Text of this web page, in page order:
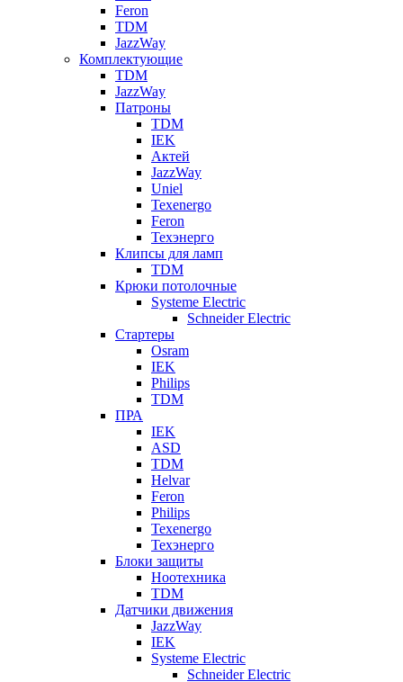
Feron
TDM
JazzWay
Комплектующие
TDM
JazzWay
Патроны
TDM
IEK
Актей
JazzWay
Uniel
Texenergo
Feron
Техэнерго
Клипсы для ламп
TDM
Крюки потолочные
Systeme Electric
Schneider Electric
Стартеры
Osram
IEK
Philips
TDM
ПРА
IEK
ASD
TDM
Helvar
Feron
Philips
Texenergo
Техэнерго
Блоки защиты
Ноотехника
TDM
Датчики движения
JazzWay
IEK
Systeme Electric
Schneider Electric